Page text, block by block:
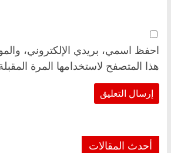
احفظ اسمي، بريدي الإلكتروني،
هذا المتصفح لاستخدامها المرة
أحدث المقالات